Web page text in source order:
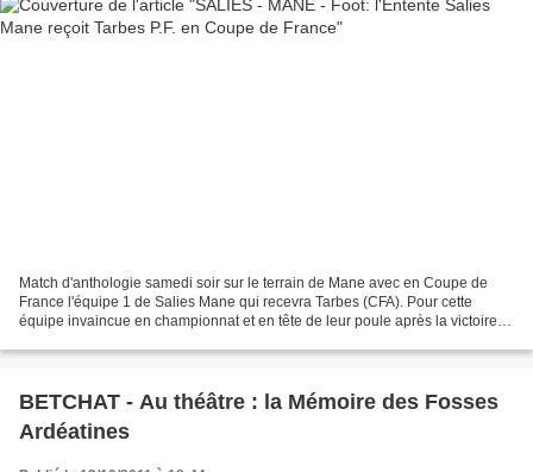
Match d'anthologie samedi soir sur le terrain de Mane avec en Coupe de
France l'équipe 1 de Salies Mane qui recevra Tarbes (CFA). Pour cette
équipe invaincue en championnat et en tête de leur poule après la victoire
BETCHAT - Au théâtre : la Mémoire des Fosses
Ardéatines